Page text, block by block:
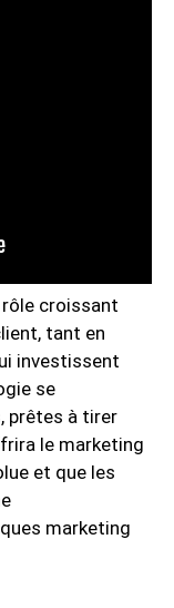
rôle croissant
tant en
investissent
se
prêtes à tirer
le marketing
et que les
marketing